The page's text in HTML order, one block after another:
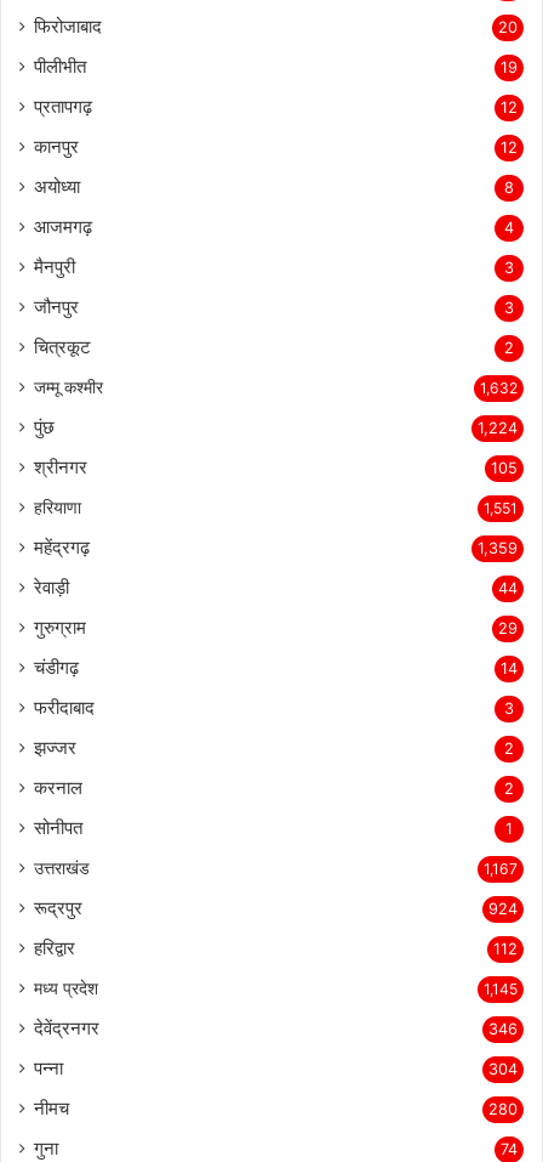
फिरोजाबाद 20
पीलीभीत 19
प्रतापगढ़ 12
कानपुर 12
अयोध्या 8
आजमगढ़ 4
मैनपुरी 3
जौनपुर 3
चित्रकूट 2
जम्मू कश्मीर 1,632
पुंछ 1,224
श्रीनगर 105
हरियाणा 1,551
महेंद्रगढ़ 1,359
रेवाड़ी 44
गुरुग्राम 29
चंडीगढ़ 14
फरीदाबाद 3
झज्जर 2
करनाल 2
सोनीपत 1
उत्तराखंड 1,167
रूद्रपुर 924
हरिद्वार 112
मध्य प्रदेश 1,145
देवेंद्रनगर 346
पन्ना 304
नीमच 280
गुना 74